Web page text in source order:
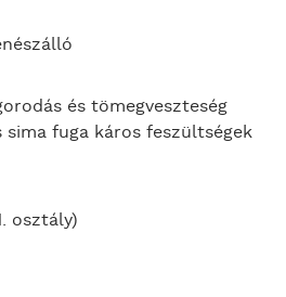
és tömegveszteség
sima fuga káros feszültségek
osztály)